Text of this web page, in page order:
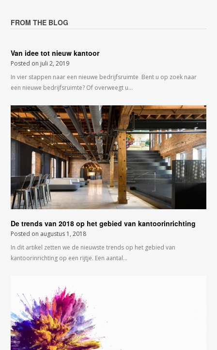
FROM THE BLOG
Van idee tot nieuw kantoor
Posted on juli 2, 2019
In vier stappen naar een nieuwe bedrijfsruimte Bent u op zoek naar
een nieuwe bedrijfsruimte? Of overweegt u…
De trends van 2018 op het gebied van kantoorinrichting
Posted on augustus 1, 2018
In dit artikel zetten we de nieuwste trends op het gebied van
kantoorinrichting op een rijtje. Een aantal…